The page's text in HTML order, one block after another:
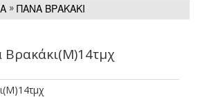
» ΠΑΝΑ ΒΡΑΚΑΚΙ